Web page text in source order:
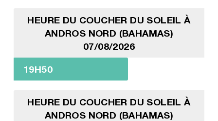
HEURE DU COUCHER DU SOLEIL À
ANDROS NORD (BAHAMAS)
07/08/2026
19H50
HEURE DU COUCHER DU SOLEIL À
ANDROS NORD (BAHAMAS)